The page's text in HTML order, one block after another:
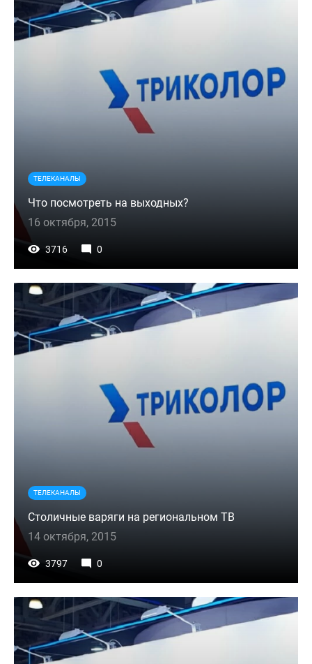
ТЕЛЕКАНАЛЫ
Что посмотреть на выходных?
16 октября, 2015
3716 0
ТЕЛЕКАНАЛЫ
Столичные варяги на региональном ТВ
14 октября, 2015
3797 0